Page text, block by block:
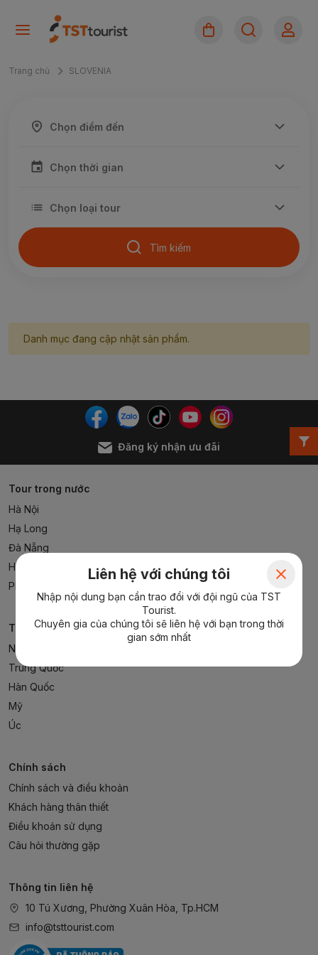
Trang chủ SLOVENIA
Tìm kiếm
Danh mục đang cập nhật sản phẩm.
Đăng ký nhận ưu đãi
Tour trong nước
Hà Nội
Hạ Long
Đà Nẵng
Hồ Chí Minh
Phú Quốc
Tour nước ngoài
Nhật Bản
Trung Quốc
Hàn Quốc
Mỹ
Úc
Chính sách
Chính sách và điều khoản
Khách hàng thân thiết
Điều khoản sử dụng
Câu hỏi thường gặp
Thông tin liên hệ
10 Tú Xương, Phường Xuân Hòa, Tp.HCM
info@tsttourist.com
Liên hệ với chúng tôi
Nhập nội dung bạn cần trao đổi với đội ngũ của TST
Tourist.
Chuyên gia của chúng tôi sẽ liên hệ với bạn trong thời
gian sớm nhất